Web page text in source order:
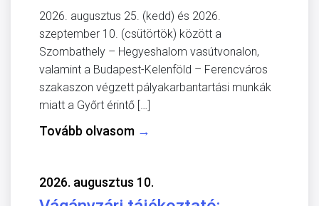
2026. augusztus 25. (kedd) és 2026.
szeptember 10. (csütörtök) között a
Szombathely – Hegyeshalom vasútvonalon,
valamint a Budapest-Kelenföld – Ferencváros
szakaszon végzett pályakarbantartási munkák
miatt a Győrt érintő […]
Tovább olvasom →
2026. augusztus 10.